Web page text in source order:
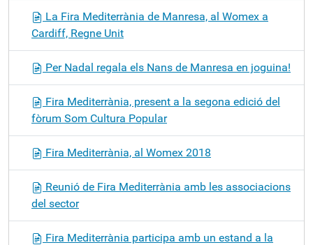
La Fira Mediterrània de Manresa, al Womex a
Cardiff, Regne Unit
Per Nadal regala els Nans de Manresa en joguina!
Fira Mediterrània, present a la segona edició del
fòrum Som Cultura Popular
Fira Mediterrània, al Womex 2018
Reunió de Fira Mediterrània amb les associacions
del sector
Fira Mediterrània participa amb un estand a la